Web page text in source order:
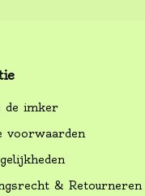
de imker
voorwaarden
& Retourneren